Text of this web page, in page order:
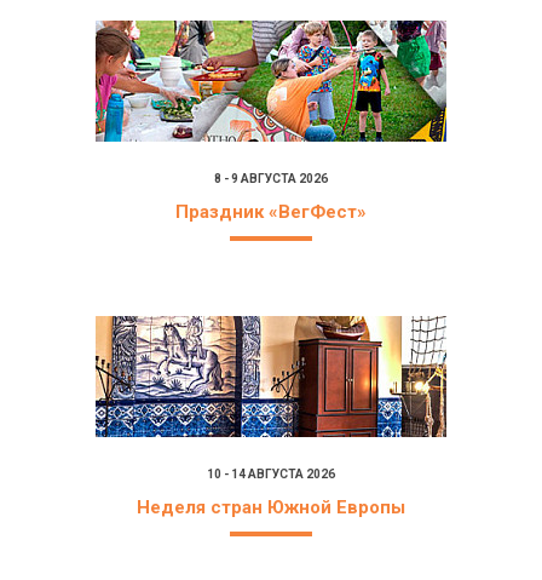
8 - 9 АВГУСТА 2026
Праздник «ВегФест»
10 - 14 АВГУСТА 2026
Неделя стран Южной Европы